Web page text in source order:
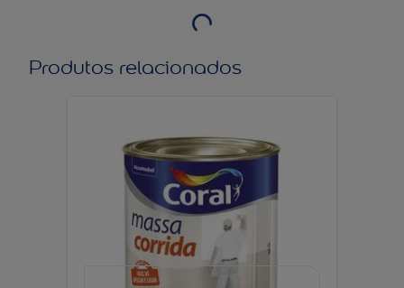
Produtos relacionados